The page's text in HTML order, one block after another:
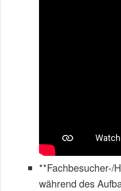
**Fachbesucher-/
während des